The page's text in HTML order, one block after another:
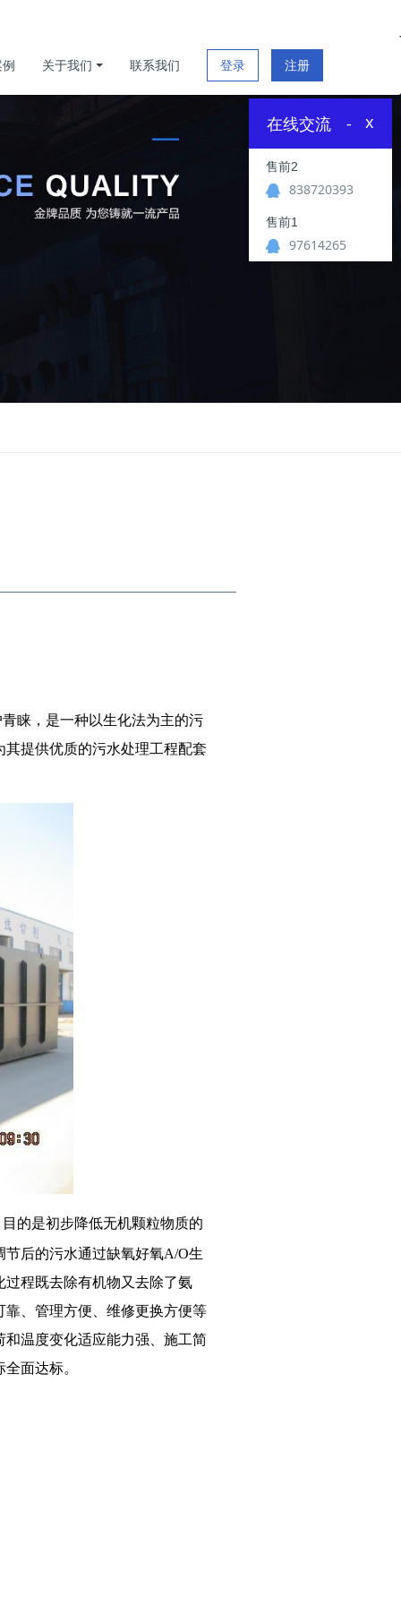
登录 注册
关于我们 联系我们
睐，是一种以生化法为主的污
提供优质的污水处理工程配套
的是初步降低无机颗粒物质的
后的污水通过缺氧好氧A/O生
程既去除有机物又去除了氨
、管理方便、维修更换方便等
温度变化适应能力强、施工简
面达标。
在线交流 x
-
售前2
838720393
售前1
97614265